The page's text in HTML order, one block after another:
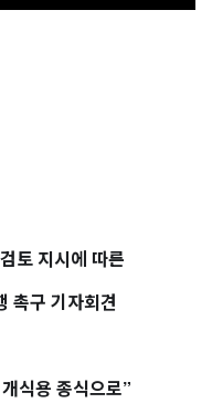
토 지시에 따른
촉구 기자회견
식용 종식으로”